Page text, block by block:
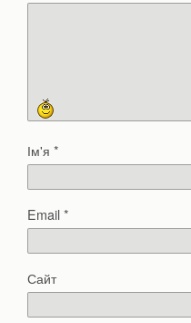
Ім'я *
Email*
Сайт